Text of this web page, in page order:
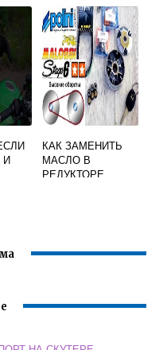
И
КАК ЗАМЕНИТЬ
МАСЛО В
РЕДУКТОРЕ